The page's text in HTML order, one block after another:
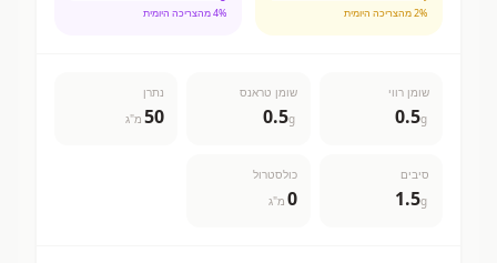
2% מהצריכה היומית 4% מהצריכה היומית
שומן רווי
0.5g
שומן טראנס
0.5g
נתרן
50 מ"ג
סיבים
1.5g
כולסטרול
0 מ"ג